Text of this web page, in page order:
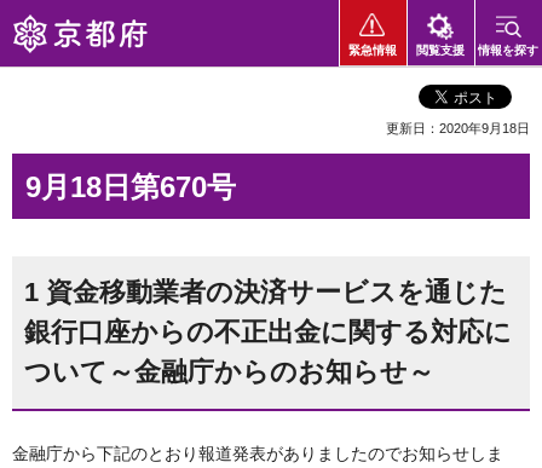
京都府
緊急情報 閲覧支援 情報を探す
更新日：2020年9月18日
9月18日第670号
1 資金移動業者の決済サービスを通じた
銀行口座からの不正出金に関する対応に
ついて～金融庁からのお知らせ～
金融庁から下記のとおり報道発表がありましたのでお知らせしま